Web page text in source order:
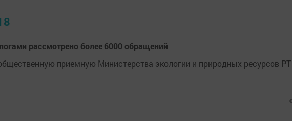
рассмотрено более 6000 обращений
приемную Министерства экологии и природных ресурсов РТ